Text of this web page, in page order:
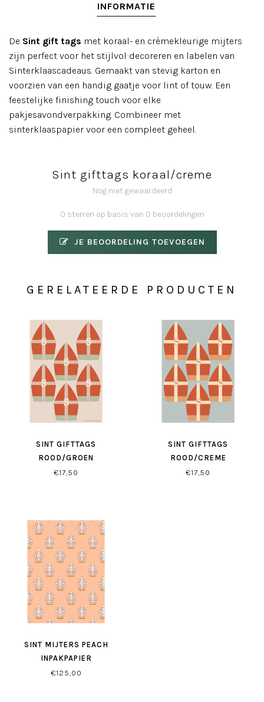
INFORMATIE
De Sint gift tags met koraal- en crèmekleurige mijters
zijn perfect voor het stijlvol decoreren en labelen van
Sinterklaascadeaus. Gemaakt van stevig karton en
voorzien van een handig gaatje voor lint of touw. Een
feestelijke finishing touch voor elke
pakjesavondverpakking. Combineer met
sinterklaaspapier voor een compleet geheel.
Sint gifttags koraal/creme
Nog niet gewaardeerd
0 sterren op basis van 0 beoordelingen
JE BEOORDELING TOEVOEGEN
GERELATEERDE PRODUCTEN
SINT GIFTTAGS
ROOD/GROEN
€17,50
SINT GIFTTAGS
ROOD/CREME
€17,50
SINT MIJTERS PEACH
INPAKPAPIER
€125,00